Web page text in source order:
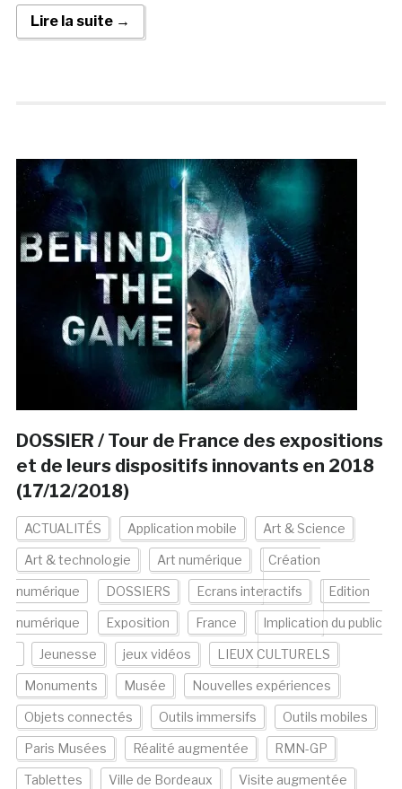
Lire la suite →
DOSSIER / Tour de France des expositions
et de leurs dispositifs innovants en 2018
(17/12/2018)
ACTUALITÉS Application mobile Art & Science
Art & technologie Art numérique Création
numérique DOSSIERS Ecrans interactifs Edition
numérique Exposition France Implication du public
Jeunesse jeux vidéos LIEUX CULTURELS
Monuments Musée Nouvelles expériences
Objets connectés Outils immersifs Outils mobiles
Paris Musées Réalité augmentée RMN-GP
Tablettes Ville de Bordeaux Visite augmentée